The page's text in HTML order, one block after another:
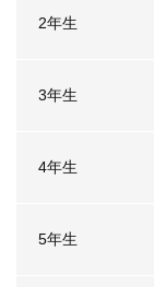
2年生
3年生
4年生
5年生